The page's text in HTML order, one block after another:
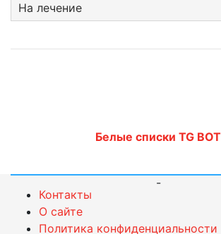
На лечение
Белые списки TG BOT
-
Контакты
О сайте
Политика конфиденциальности